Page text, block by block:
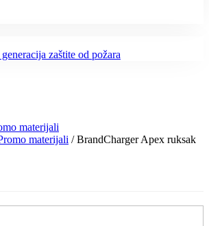
zaštite od požara
materijali
materijali / BrandCharger Apex ruksak